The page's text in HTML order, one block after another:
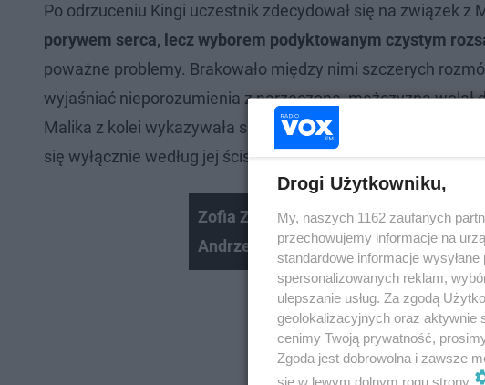
Po odrzuceniu Kingi uczestnik zdecydował się na związek z
porywem serca, lecz wyborem podyktowanym czystym
poważne problemy. Brakowało między nimi szczerych
wyjaśniać nieporozumienia z narzeczoną, mężczyzna
Malika z kolei wykazywała silne tendencje do kontrolowania
się wyłącznie według jej ścisłych zasad.
Zofia Zborowska o relacji z
Andrzejem Wroną
Drogi Użytkowniku,
My, naszych 1162 zaufanych
przechowujemy informacje na
standardowe informacje
spersonalizowanych reklam,
ulepszanie usług. Za zgodą
geolokalizacyjnych oraz aktywnie
cenimy Twoją prywatność,
Zgoda jest dobrowolna i zawsze
się w lewym dolnym rogu strony